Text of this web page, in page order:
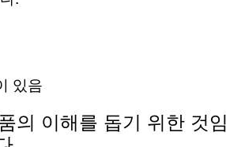
있음
의 이해를 돕기 위한 것